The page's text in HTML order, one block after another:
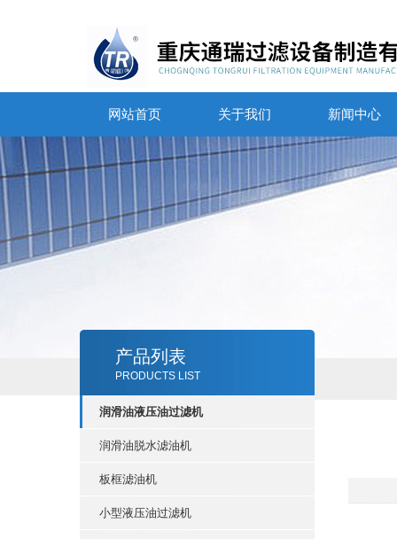
网站首页 关于我们 新闻中心
产品列表
PRODUCTS LIST
润滑油液压油过滤机
润滑油脱水滤油机
板框滤油机
小型液压油过滤机